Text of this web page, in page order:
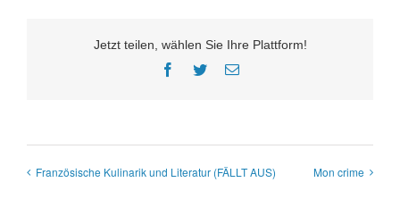
Jetzt teilen, wählen Sie Ihre Plattform!
Facebook
TwitterE-
Französische Kulinarik und Literatur (FÄLLT AUS) Mon crime